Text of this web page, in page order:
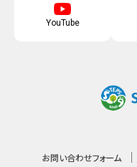
YouTube
お問い合わせフォーム